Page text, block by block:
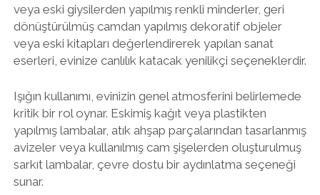
veya eski giysilerden yapılmış renkli minderler, geri
dönüştürülmüş camdan yapılmış dekoratif objeler
veya eski kitapları değerlendirerek yapılan sanat
eserleri, evinize canlılık katacak yenilikçi seçeneklerdir.
Işığın kullanımı, evinizin genel atmosferini belirlemede
kritik bir rol oynar. Eskimiş kağıt veya plastikten
yapılmış lambalar, atık ahşap parçalarından tasarlanmış
avizeler veya kullanılmış cam şişelerden oluşturulmuş
sarkıt lambalar, çevre dostu bir aydınlatma seçeneği
sunar.